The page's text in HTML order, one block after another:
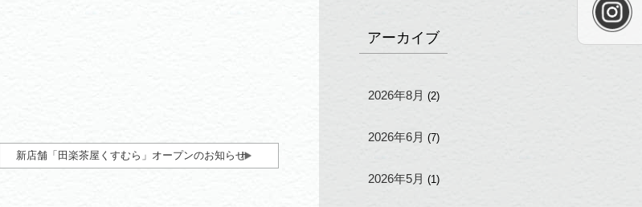
新店舗「田楽茶屋くすむら」オープンのお知らせ
アーカイブ
2026年8月 (2)
2026年6月 (7)
2026年5月 (1)